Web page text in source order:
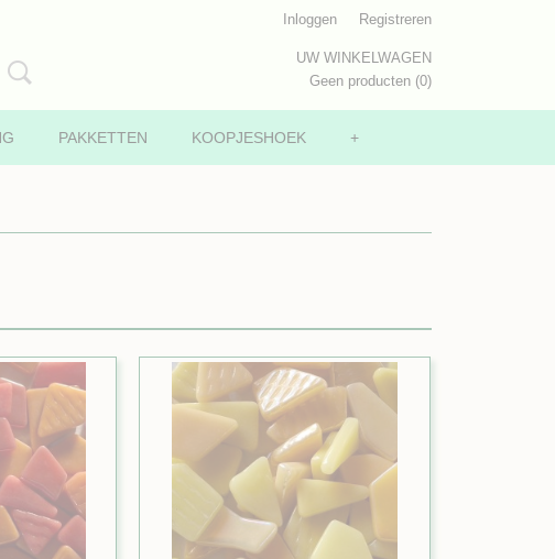
Inloggen Registreren
UW WINKELWAGEN
Geen producten (0)
PAKKETTEN KOOPJESHOEK +